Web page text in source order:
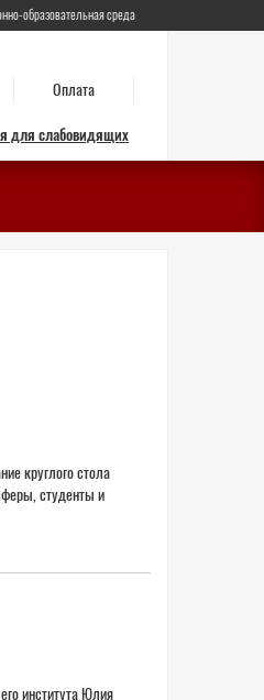
образовательная среда
Оплата
для слабовидящих
круглого стола
студенты и
института Юлия